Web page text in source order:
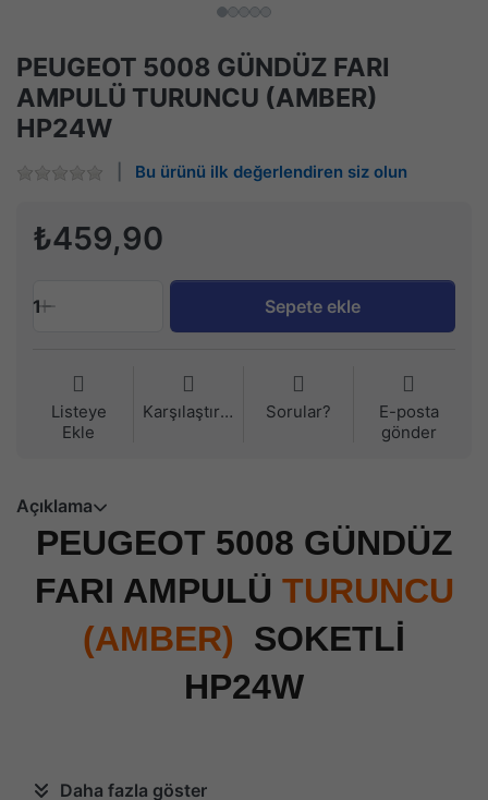
PEUGEOT 5008 GÜNDÜZ FARI
AMPULÜ TURUNCU (AMBER)
HP24W
Bu ürünü ilk değerlendiren siz olun
₺459,90
1 Sepete ekle
Listeye
Ekle
Karşılaştırma Sorular?
E-posta
gönder
Açıklama
PEUGEOT 5008 GÜNDÜZ
FARI AMPULÜ TURUNCU
(AMBER) SOKETLİ
HP24W
Daha fazla göster